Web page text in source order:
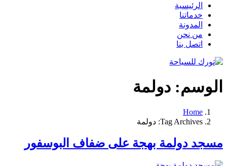
الرئيسية
خدماتنا
المدونة
من نحن
اتصل بنا
الوسم: دولمة
Home
Tag Archives: دولمة
مسجد دولمة بهجة على ضفاف البوسفور